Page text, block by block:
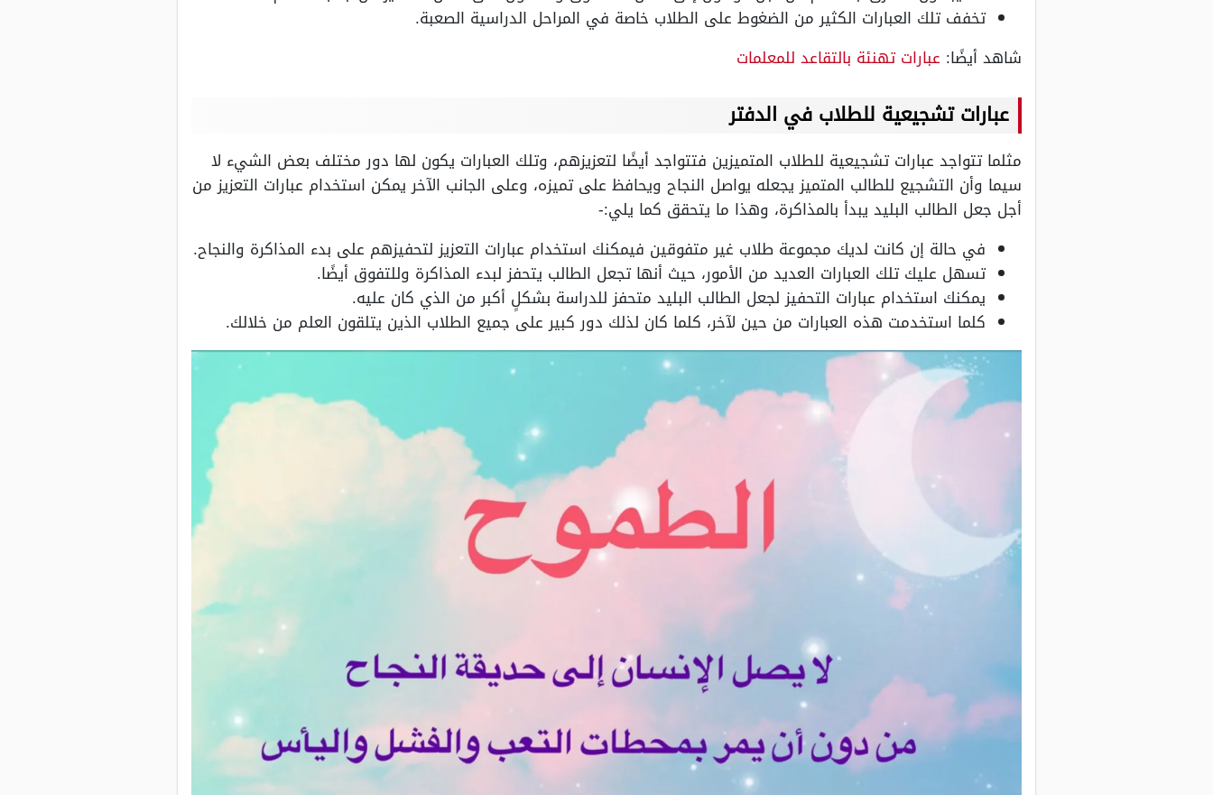
تخفف تلك العبارات الكثير من الضغوط على الطلاب خاصة في المراحل الدراسية الصعبة.
شاهد أيضًا: عبارات تهنئة بالتقاعد للمعلمات
عبارات تشجيعية للطلاب في الدفتر
مثلما تتواجد عبارات تشجيعية للطلاب المتميزين فتتواجد أيضًا لتعزيزهم، وتلك العبارات يكون لها دور مختلف بعض الشيء لا
سيما وأن التشجيع للطالب المتميز يجعله يواصل النجاح ويحافظ على تميزه، وعلى الجانب الآخر يمكن استخدام عبارات التعزيز من
أجل جعل الطالب البليد يبدأ بالمذاكرة، وهذا ما يتحقق كما يلي:-
في حالة إن كانت لديك مجموعة طلاب غير متفوقين فيمكنك استخدام عبارات التعزيز لتحفيزهم على بدء المذاكرة والنجاح.
تسهل عليك تلك العبارات العديد من الأمور، حيث أنها تجعل الطالب يتحفز لبدء المذاكرة وللتفوق أيضًا.
يمكنك استخدام عبارات التحفيز لجعل الطالب البليد متحفز للدراسة بشكلٍ أكبر من الذي كان عليه.
كلما استخدمت هذه العبارات من حين لآخر، كلما كان لذلك دور كبير على جميع الطلاب الذين يتلقون العلم من خلالك.